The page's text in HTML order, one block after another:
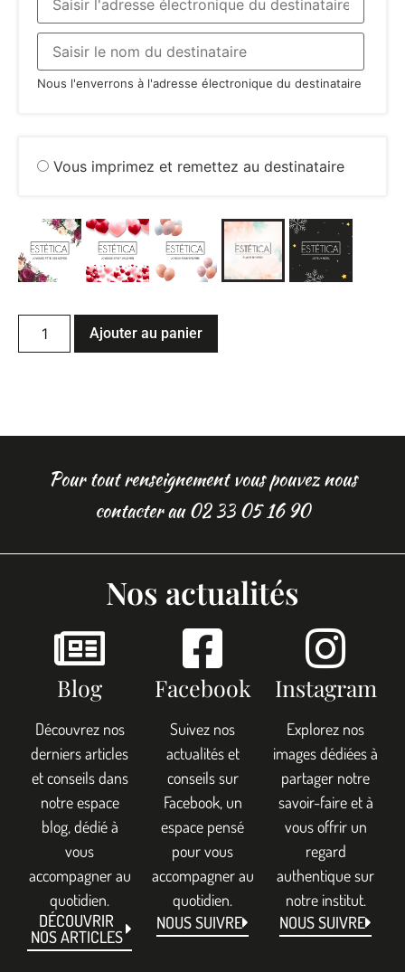
Nous l'enverrons à l'adresse électronique du destinataire
Vous imprimez et remettez au destinataire
Ajouter au panier
Pour tout renseignement vous pouvez nous
contacter au 02 33 05 16 90
Nos actualités
Blog
Découvrez nos
derniers articles
et conseils dans
notre espace
blog, dédié à
vous
accompagner au
quotidien.
DÉCOUVRIR
NOS ARTICLES
Facebook
Suivez nos
actualités et
conseils sur
Facebook, un
espace pensé
pour vous
accompagner au
quotidien.
NOUS SUIVRE
Instagram
Explorez nos
images dédiées à
partager notre
savoir-faire et à
vous offrir un
regard
authentique sur
notre institut.
NOUS SUIVRE